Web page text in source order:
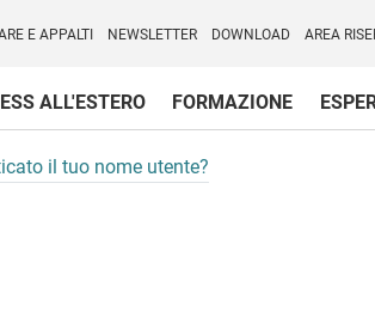
E APPALTI NEWSLETTER DOWNLOAD AREA
ALL'ESTERO FORMAZIONE
il tuo nome utente?